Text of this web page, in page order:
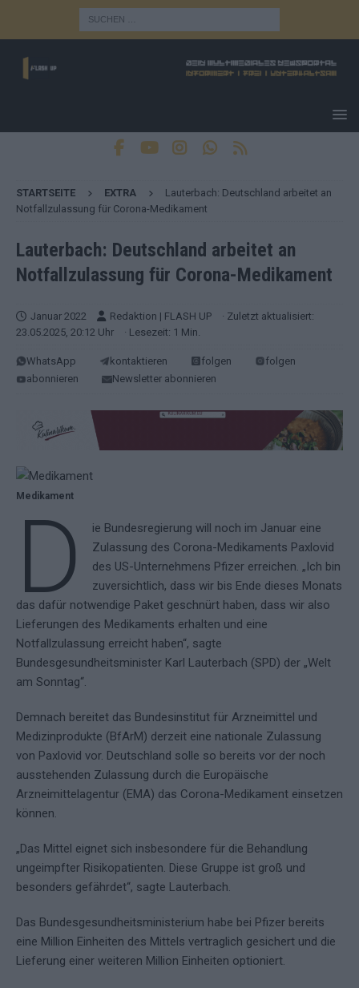
STARTSEITE EXTRA
Lauterbach: Deutschland arbeitet an
Notfallzulassung für Corona-Medikament
Lauterbach: Deutschland arbeitet an
Notfallzulassung für Corona-Medikament
Januar 2022 Redaktion | FLASH UP
· Zuletzt aktualisiert:
23.05.2025, 20:12 Uhr
· Lesezeit: 1 Min.
WhatsApp kontaktieren folgen
folgen
abonnieren
Newsletter abonnieren
Medikament
D
ie Bundesregierung will noch im Januar eine
Zulassung des Corona-Medikaments Paxlovid
des US-Unternehmens Pfizer erreichen. „Ich bin
zuversichtlich, dass wir bis Ende dieses Monats
das dafür notwendige Paket geschnürt haben, dass wir also
Lieferungen des Medikaments erhalten und eine
Notfallzulassung erreicht haben“, sagte
Bundesgesundheitsminister Karl Lauterbach (SPD) der „Welt
am Sonntag“.
Demnach bereitet das Bundesinstitut für Arzneimittel und
Medizinprodukte (BfArM) derzeit eine nationale Zulassung
von Paxlovid vor. Deutschland solle so bereits vor der noch
ausstehenden Zulassung durch die Europäische
Arzneimittelagentur (EMA) das Corona-Medikament einsetzen
können.
„Das Mittel eignet sich insbesondere für die Behandlung
ungeimpfter Risikopatienten. Diese Gruppe ist groß und
besonders gefährdet“, sagte Lauterbach.
Das Bundesgesundheitsministerium habe bei Pfizer bereits
eine Million Einheiten des Mittels vertraglich gesichert und die
Lieferung einer weiteren Million Einheiten optioniert.